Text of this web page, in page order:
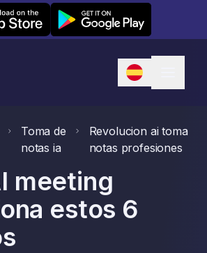
Leexi on Android
de inicio
Toma de
notas ia
Revolucion ai toma
notas profesiones
meeting
estos 6